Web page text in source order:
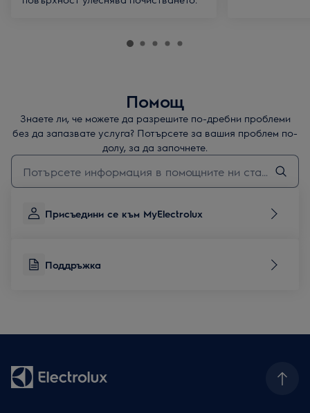
Помощ
Знаете ли, че можете да разрешите по-дребни проблеми
без да запазвате услуга? Потърсете за вашия проблем по-
долу, за да започнете.
Въведете текст за да потърсите статии за поддръжка
Присъедини се към MyElectrolux
Поддръжка